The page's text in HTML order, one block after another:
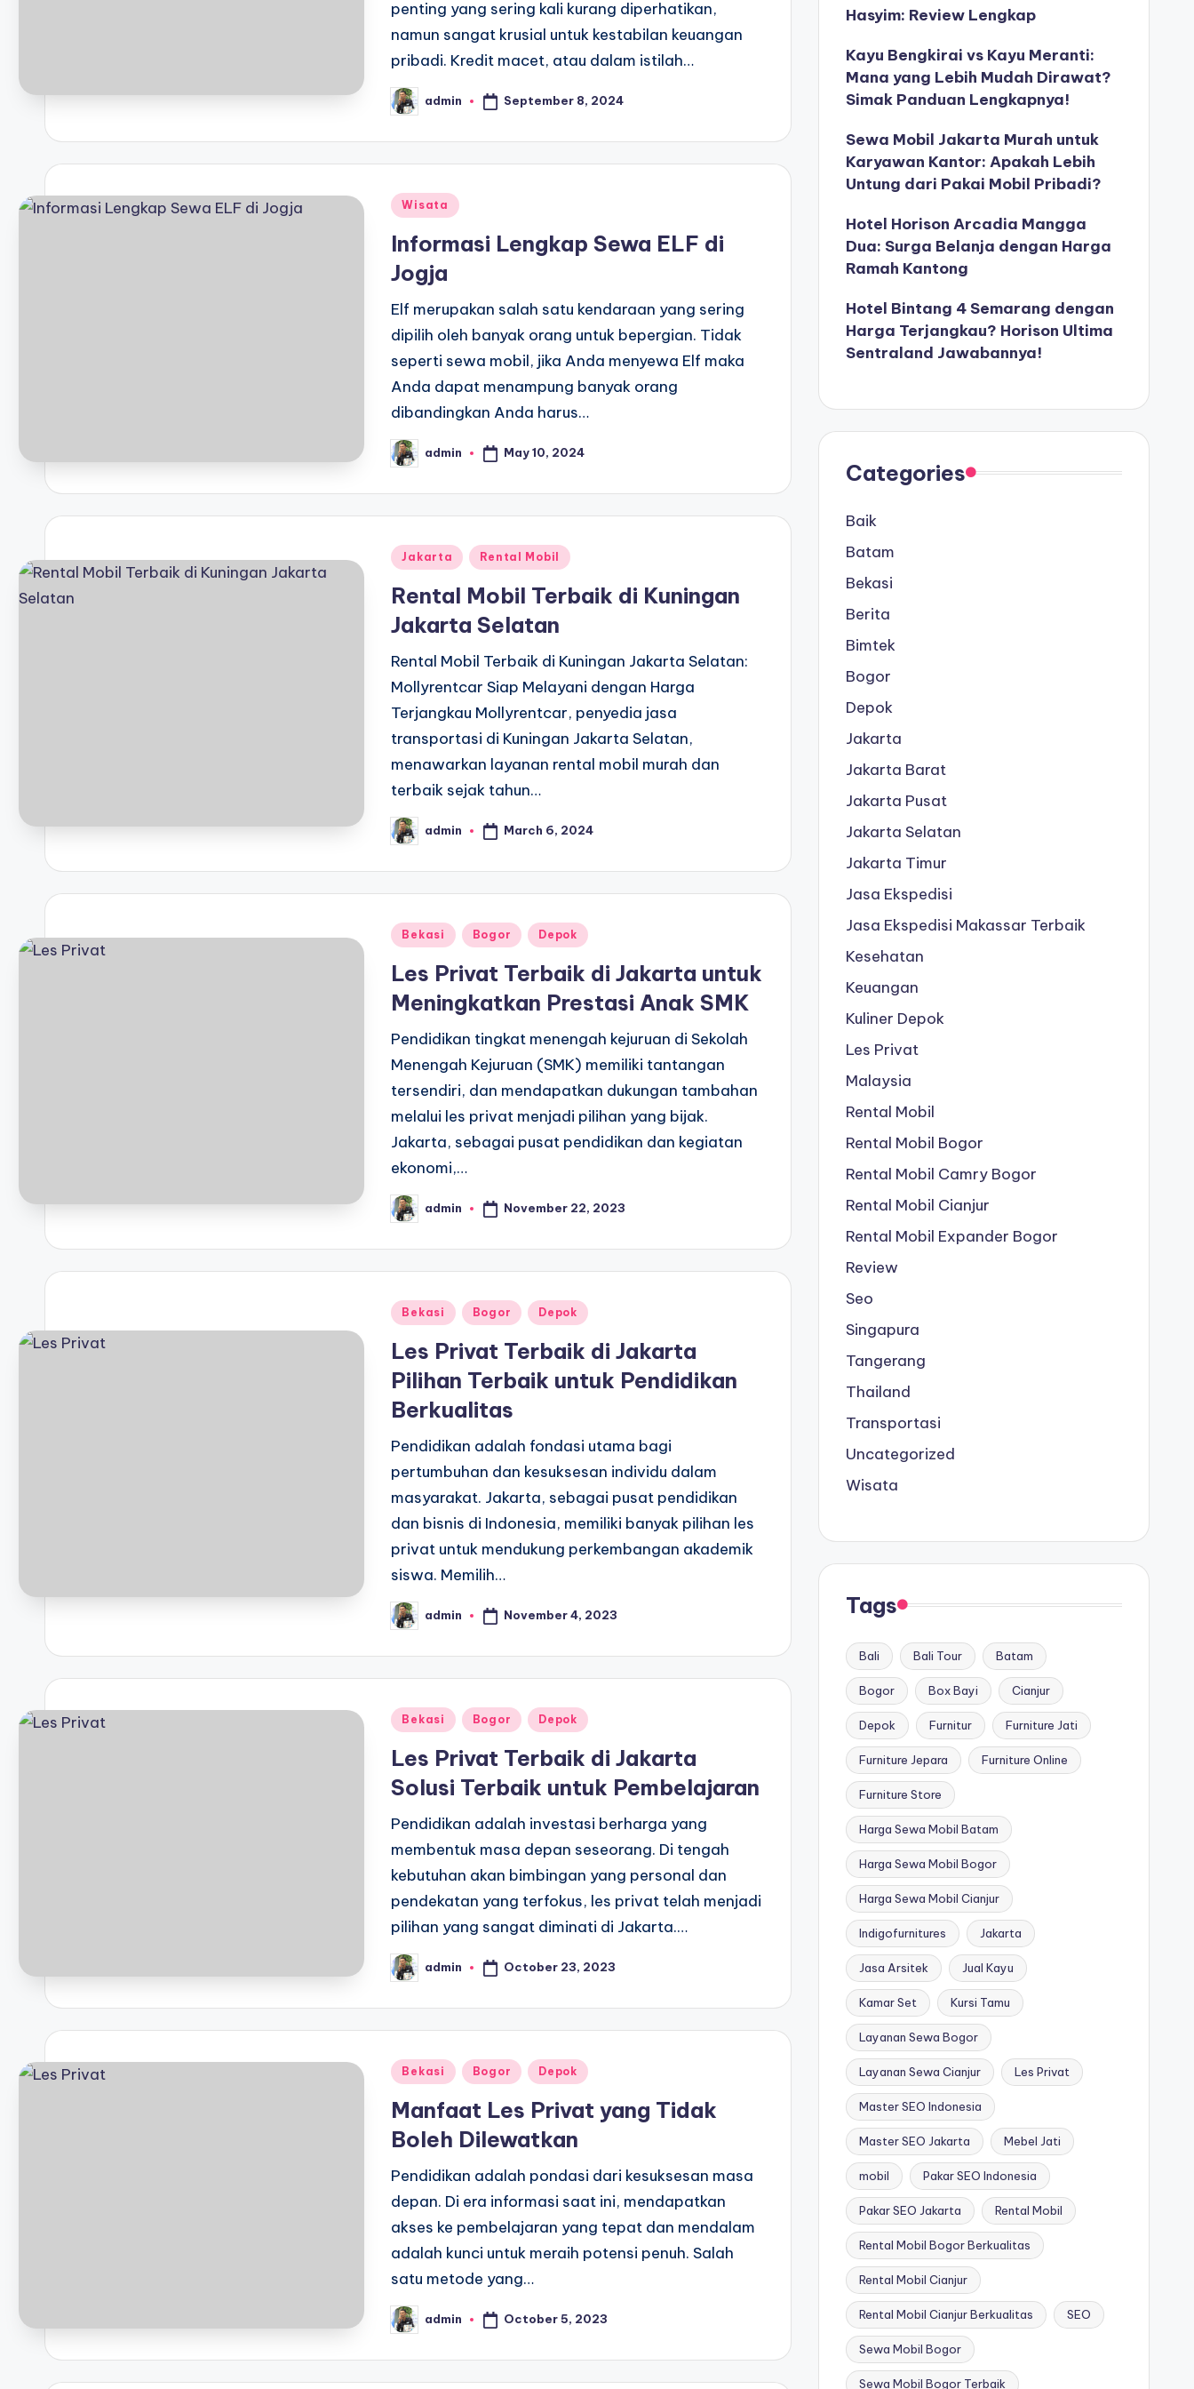
penting yang sering kali kurang diperhatikan,
namun sangat krusial untuk kestabilan keuangan
pribadi. Kredit macet, atau dalam istilah…
Posted
by
admin September 8, 2024
Posted
Wisata
Informasi Lengkap Sewa ELF di
Jogja
Elf merupakan salah satu kendaraan yang sering
dipilih oleh banyak orang untuk bepergian. Tidak
seperti sewa mobil, jika Anda menyewa Elf maka
Anda dapat menampung banyak orang
dibandingkan Anda harus…
Posted
by
admin May 10, 2024
Posted
Jakarta Rental Mobil
Rental Mobil Terbaik di Kuningan
Jakarta Selatan
Rental Mobil Terbaik di Kuningan Jakarta Selatan:
Mollyrentcar Siap Melayani dengan Harga
Terjangkau Mollyrentcar, penyedia jasa
transportasi di Kuningan Jakarta Selatan,
menawarkan layanan rental mobil murah dan
terbaik sejak tahun…
Posted
by
admin March 6, 2024
Posted
Bekasi Bogor Depok
Les Privat Terbaik di Jakarta untuk
Meningkatkan Prestasi Anak SMK
Pendidikan tingkat menengah kejuruan di Sekolah
Menengah Kejuruan (SMK) memiliki tantangan
tersendiri, dan mendapatkan dukungan tambahan
melalui les privat menjadi pilihan yang bijak.
Jakarta, sebagai pusat pendidikan dan kegiatan
ekonomi,…
Posted
by
admin November 22, 2023
Posted
Bekasi Bogor Depok
Les Privat Terbaik di Jakarta
Pilihan Terbaik untuk Pendidikan
Berkualitas
Pendidikan adalah fondasi utama bagi
pertumbuhan dan kesuksesan individu dalam
masyarakat. Jakarta, sebagai pusat pendidikan
dan bisnis di Indonesia, memiliki banyak pilihan les
privat untuk mendukung perkembangan akademik
siswa. Memilih…
Posted
by
admin November 4, 2023
Posted
Bekasi Bogor Depok
Les Privat Terbaik di Jakarta
Solusi Terbaik untuk Pembelajaran
Pendidikan adalah investasi berharga yang
membentuk masa depan seseorang. Di tengah
kebutuhan akan bimbingan yang personal dan
pendekatan yang terfokus, les privat telah menjadi
pilihan yang sangat diminati di Jakarta.…
Posted
by
admin October 23, 2023
Posted
Bekasi Bogor Depok
Manfaat Les Privat yang Tidak
Boleh Dilewatkan
Pendidikan adalah pondasi dari kesuksesan masa
depan. Di era informasi saat ini, mendapatkan
akses ke pembelajaran yang tepat dan mendalam
adalah kunci untuk meraih potensi penuh. Salah
satu metode yang…
Posted
by
admin October 5, 2023
Hasyim: Review Lengkap
Kayu Bengkirai vs Kayu Meranti:
Mana yang Lebih Mudah Dirawat?
Simak Panduan Lengkapnya!
Sewa Mobil Jakarta Murah untuk
Karyawan Kantor: Apakah Lebih
Untung dari Pakai Mobil Pribadi?
Hotel Horison Arcadia Mangga
Dua: Surga Belanja dengan Harga
Ramah Kantong
Hotel Bintang 4 Semarang dengan
Harga Terjangkau? Horison Ultima
Sentraland Jawabannya!
Categories
Baik
Batam
Bekasi
Berita
Bimtek
Bogor
Depok
Jakarta
Jakarta Barat
Jakarta Pusat
Jakarta Selatan
Jakarta Timur
Jasa Ekspedisi
Jasa Ekspedisi Makassar Terbaik
Kesehatan
Keuangan
Kuliner Depok
Les Privat
Malaysia
Rental Mobil
Rental Mobil Bogor
Rental Mobil Camry Bogor
Rental Mobil Cianjur
Rental Mobil Expander Bogor
Review
Seo
Singapura
Tangerang
Thailand
Transportasi
Uncategorized
Wisata
Tags
Bali Bali Tour Batam
Bogor Box Bayi Cianjur
Depok Furnitur Furniture Jati
Furniture Jepara Furniture Online
Furniture Store
Harga Sewa Mobil Batam
Harga Sewa Mobil Bogor
Harga Sewa Mobil Cianjur
Indigofurnitures Jakarta
Jasa Arsitek Jual Kayu
Kamar Set Kursi Tamu
Layanan Sewa Bogor
Layanan Sewa Cianjur Les Privat
Master SEO Indonesia
Master SEO Jakarta Mebel Jati
mobil Pakar SEO Indonesia
Pakar SEO Jakarta Rental Mobil
Rental Mobil Bogor Berkualitas
Rental Mobil Cianjur
Rental Mobil Cianjur Berkualitas SEO
Sewa Mobil Bogor
Sewa Mobil Bogor Terbaik